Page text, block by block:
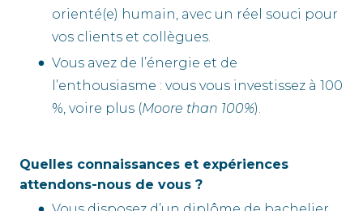
orienté(e) humain, avec un réel souci pour
vos clients et collègues.
Vous avez de l’énergie et de
l’enthousiasme : vous vous investissez à 100
%, voire plus (Moore than 100%).
Quelles connaissances et expériences
attendons-nous de vous ?